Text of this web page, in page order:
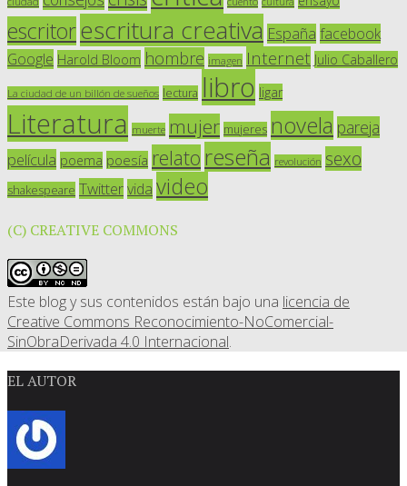
escritorescritura creativa España facebook
Google Harold Bloom hombre imagen Internet Julio Caballero
La ciudad de un billón de sueños lectura libro ligar
Literatura muerte mujer mujeres novela pareja
película poema poesía relato reseña revolución sexo
shakespeare Twittervida video
(C) CREATIVE COMMONS
Este blog y sus contenidos están bajo una licencia de
Creative Commons Reconocimiento-NoComercial-
SinObraDerivada 4.0 Internacional.
EL AUTOR